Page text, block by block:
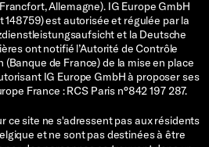
Allemagne). IG Europe GmbH
est autorisée et régulée par la
et la Deutsche
ont notifié l’Autorité de Contrôle
de France) de la mise en place
IG Europe GmbH à proposer ses
France : RCS Paris n°842 197 287.
ce site ne s'adressent pas aux résidents
et ne sont pas destinées à être